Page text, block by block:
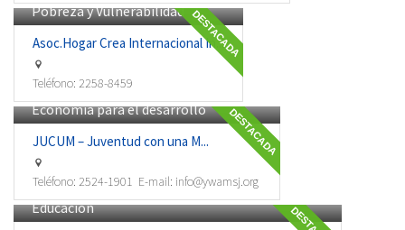
DESTACADA
Pobreza y Vulnerabilidad
Asoc.Hogar Crea Internacional In...
Teléfono: 2258-8459
DESTACADA
Economía para el desarrollo
JUCUM – Juventud con una M...
Teléfono: 2524-1901 E-mail: info@ywamsj.org
Educación